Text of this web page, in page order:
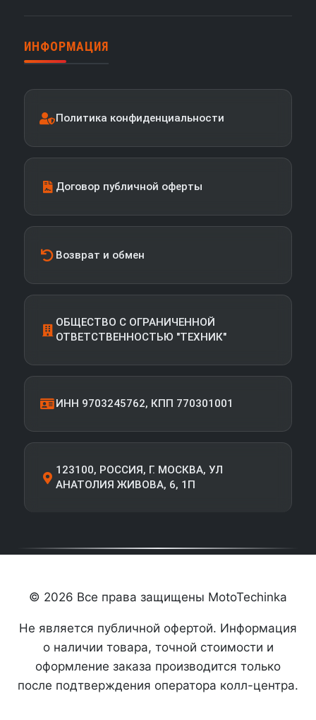
ИНФОРМАЦИЯ
Политика конфиденциальности
Договор публичной оферты
Возврат и обмен
ОБЩЕСТВО С ОГРАНИЧЕННОЙ
ОТВЕТСТВЕННОСТЬЮ "ТЕХНИК"
ИНН 9703245762, КПП 770301001
123100, РОССИЯ, Г. МОСКВА, УЛ
АНАТОЛИЯ ЖИВОВА, 6, 1П
© 2026 Все права защищены MotoTechinka
Не является публичной офертой. Информация
о наличии товара, точной стоимости и
оформление заказа производится только
после подтверждения оператора колл-центра.